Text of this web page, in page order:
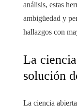
análisis, estas
ambigüedad y
hallazgos con
La
solución
La ciencia